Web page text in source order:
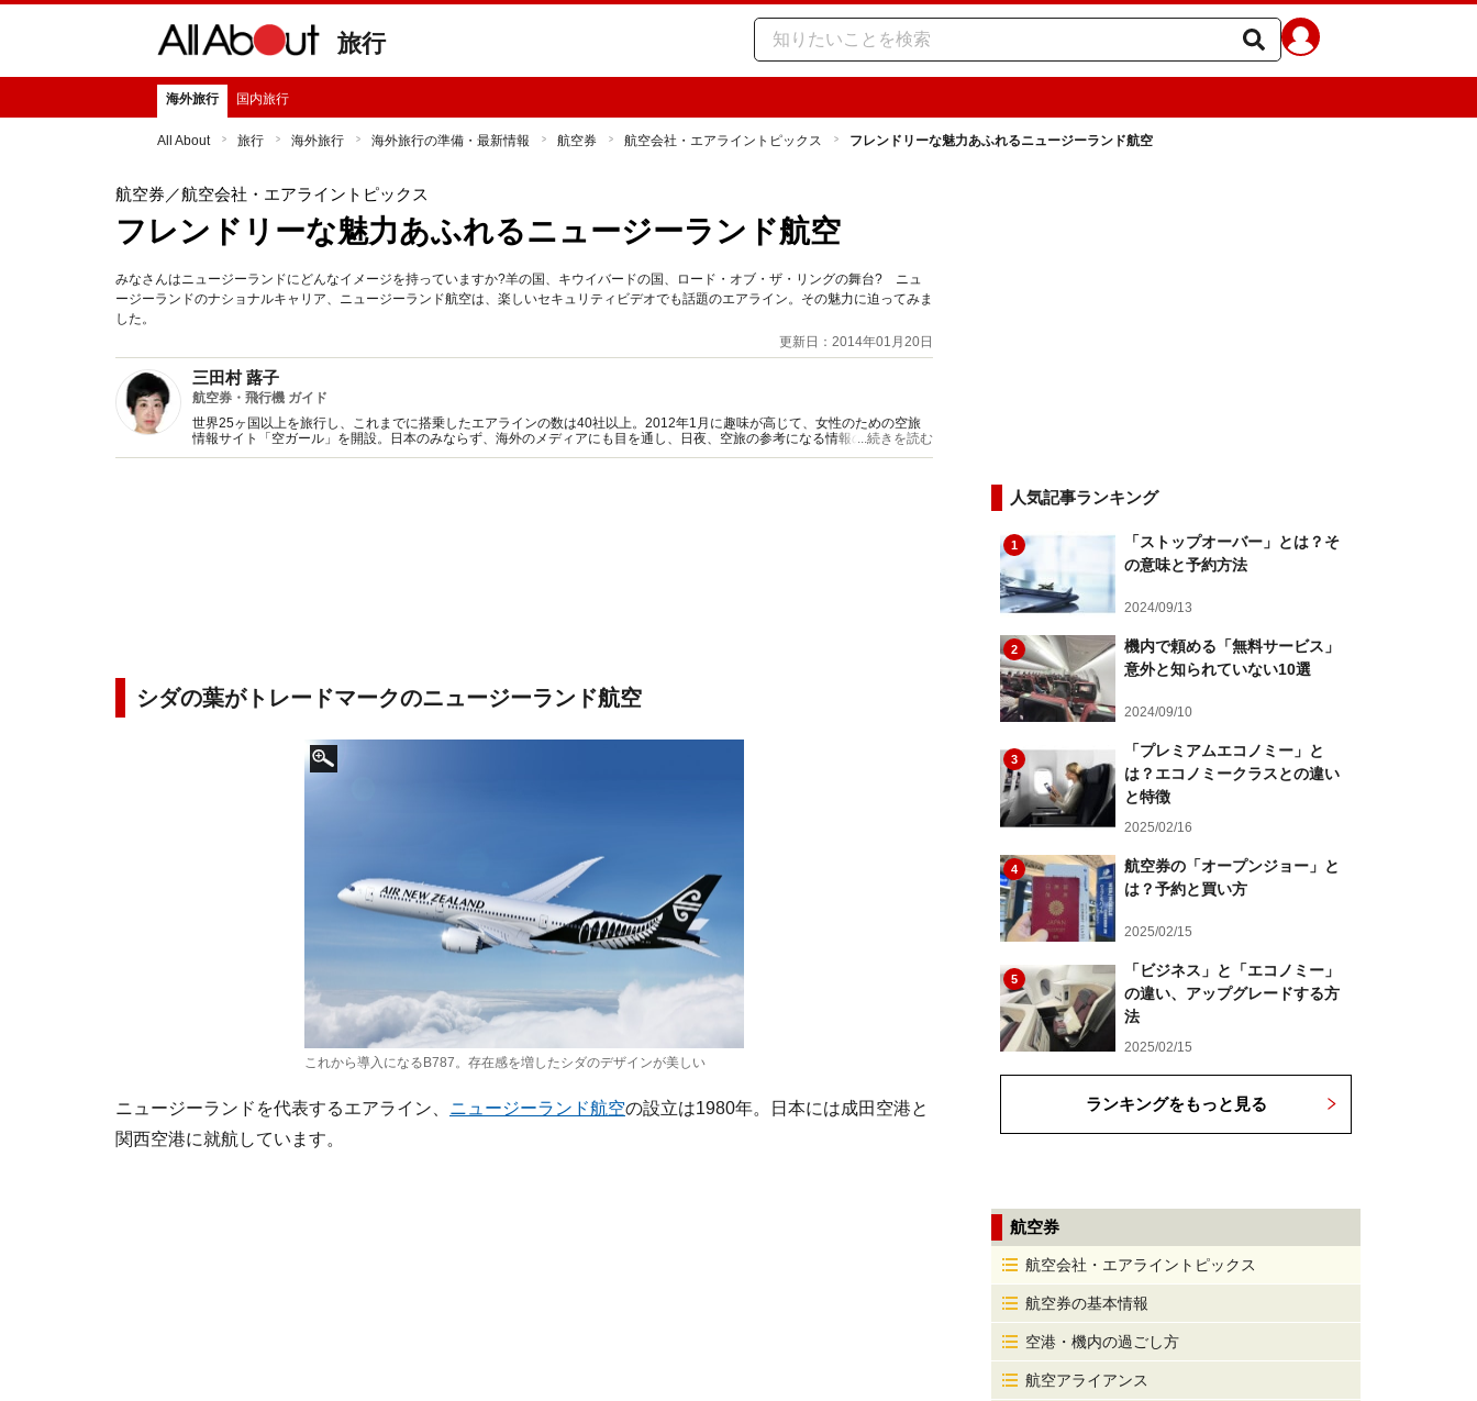
旅行
海外旅行 国内旅行
All About 旅行 海外旅行 海外旅行の準備・最新情報 航空券 航空会社・エアライントピックス フレンドリーな魅力あふれるニュージーランド航空
航空券 ／航空会社・エアライントピックス
フレンドリーな魅力あふれるニュージーランド航空
みなさんはニュージーランドにどんなイメージを持っていますか?羊の国、キウイバードの国、ロード・オブ・ザ・リングの舞台? ニュ
ージーランドのナショナルキャリア、ニュージーランド航空は、楽しいセキュリティビデオでも話題のエアライン。その魅力に迫ってみま
した。
更新日：2014年01月20日
三田村 蕗子
航空券・飛行機 ガイド
世界25ヶ国以上を旅行し、これまでに搭乗したエアラインの数は40社以上。2012年1月に趣味が高じて、女性のための空旅
情報サイト「空ガール」を開設。日本のみならず、海外のメディアにも目を通し、日夜、空旅の参考になる情報の収集に努め
ている。
...続きを読む
シダの葉がトレードマークのニュージーランド航空
これから導入になるB787。存在感を増したシダのデザインが美しい
ニュージーランドを代表するエアライン、 ニュージーランド航空の設立は1980年。日本には成田空港と
関西空港に就航しています。
人気記事ランキング
1
「ストップオーバー」とは？そ
の意味と予約方法
2024/09/13
2
機内で頼める「無料サービス」
意外と知られていない10選
2024/09/10
3
「プレミアムエコノミー」と
は？エコノミークラスとの違い
と特徴
2025/02/16
4
航空券の「オープンジョー」と
は？予約と買い方
2025/02/15
5
「ビジネス」と「エコノミー」
の違い、アップグレードする方
法
2025/02/15
ランキングをもっと見る
航空券
航空会社・エアライントピックス
航空券の基本情報
空港・機内の過ごし方
航空アライアンス